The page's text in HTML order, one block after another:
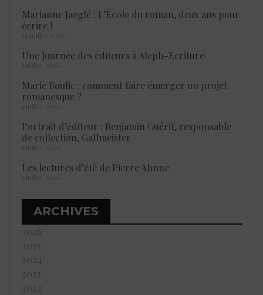
Marianne Jaeglé : L’École du roman, deux ans pour
écrire !
14 juillet 2026
Une Journée des éditeurs à Aleph-Ecriture
5 juillet 2026
Marie Boulic : comment faire émerger un projet
romanesque ?
5 juillet 2026
Portrait d’éditeur : Benjamin Guérif, responsable
de collection, Gallmeister
5 juillet 2026
Les lectures d’été de Pierre Ahnne
1 juillet 2026
ARCHIVES
2026
2025
2024
2023
2022